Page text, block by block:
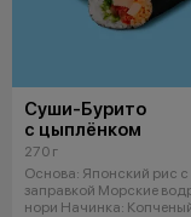
Суши-Бурито
с цыплёнком
270 г
Основа: Японский рис с
заправкой Морские
нори Начинка: Копченый